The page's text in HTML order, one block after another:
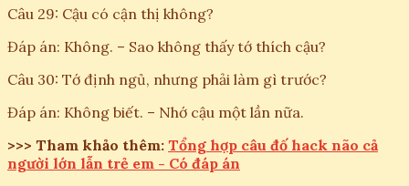
Câu 29: Cậu có cận thị không?
Đáp án: Không. – Sao không thấy tớ thích cậu?
Câu 30: Tớ định ngủ, nhưng phải làm gì trước?
Đáp án: Không biết. – Nhớ cậu một lần nữa.
>>> Tham khảo thêm: Tổng hợp câu đố hack não cả
người lớn lẫn trẻ em - Có đáp án